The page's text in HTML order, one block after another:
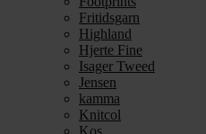
Fritidsgarn
Highland
Hjerte Fine
Isager Tweed
Jensen
kamma
Knitcol
Kos